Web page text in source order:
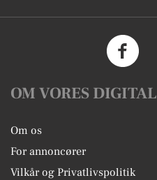
OM VORES DIGITAL
Om os
For annoncører
Vilkår og Privatlivspolitik